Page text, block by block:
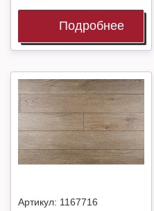
Подробнее
Артикул: 1167716